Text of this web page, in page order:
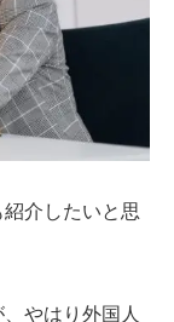
介したいと思
やはり外国人